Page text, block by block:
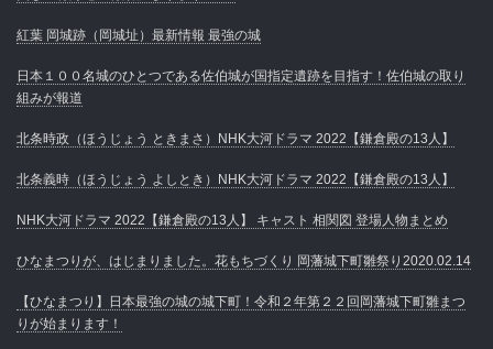
紅葉 岡城跡（岡城址）最新情報 最強の城
日本１００名城のひとつである佐伯城が国指定遺跡を目指す！佐伯城の取り
組みが報道
北条時政（ほうじょう ときまさ）NHK大河ドラマ 2022【鎌倉殿の13人】
北条義時（ほうじょう よしとき）NHK大河ドラマ 2022【鎌倉殿の13人】
NHK大河ドラマ 2022【鎌倉殿の13人】 キャスト 相関図 登場人物まとめ
ひなまつりが、はじまりました。花もちづくり 岡藩城下町雛祭り2020.02.14
【ひなまつり】日本最強の城の城下町！令和２年第２２回岡藩城下町雛まつ
りが始まります！